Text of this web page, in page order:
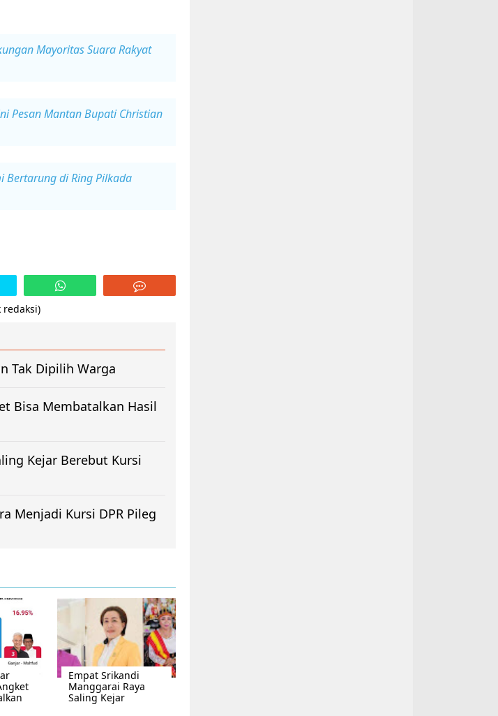
Mayoritas Suara Rakyat
Pesan Mantan Bupati Christian
Bertarung di Ring Pilkada
redaksi)
Tak Dipilih Warga
Bisa Membatalkan Hasil
Kejar Berebut Kursi
Menjadi Kursi DPR Pileg
Empat Srikandi
Manggarai Raya
Saling Kejar